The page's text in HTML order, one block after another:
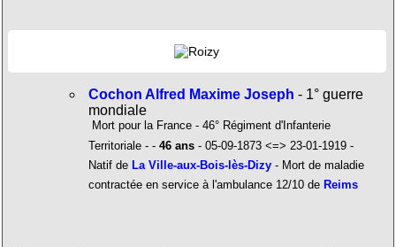
Cochon Alfred Maxime Joseph - 1° guerre
mondiale
Mort pour la France - 46° Régiment d'Infanterie
Territoriale - - 46 ans- 05-09-1873 <=> 23-01-1919 -
Natif de La Ville-aux-Bois-lès-Dizy- Mort de maladie
contractée en service à l'ambulance 12/10 de Reims